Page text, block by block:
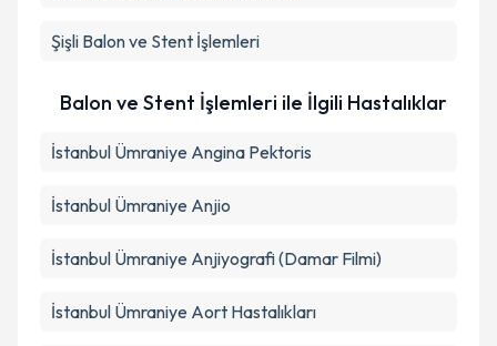
Şişli Balon ve Stent İşlemleri
Balon ve Stent İşlemleri ile İlgili Hastalıklar
İstanbul Ümraniye Angina Pektoris
İstanbul Ümraniye Anjio
İstanbul Ümraniye Anjiyografi (Damar Filmi)
İstanbul Ümraniye Aort Hastalıkları